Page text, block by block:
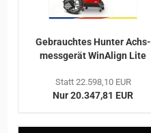
Ge­brauch­tes Hun­ter Achs­
mess­ge­rät Wi­nA­lign Lite
Statt 22.598,10 EUR
Nur 20.347,81 EUR